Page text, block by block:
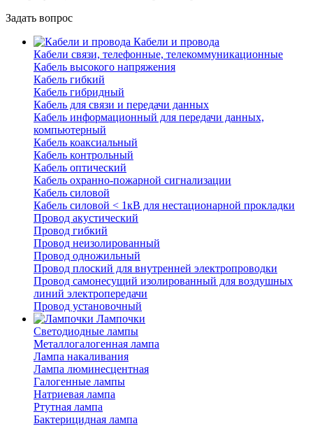
Задать вопрос
Кабели и провода
Кабели связи, телефонные, телекоммуникационные
Кабель высокого напряжения
Кабель гибкий
Кабель гибридный
Кабель для связи и передачи данных
Кабель информационный для передачи данных,
компьютерный
Кабель коаксиальный
Кабель контрольный
Кабель оптический
Кабель охранно-пожарной сигнализации
Кабель силовой
Кабель силовой < 1кВ для нестационарной прокладки
Провод акустический
Провод гибкий
Провод неизолированный
Провод одножильный
Провод плоский для внутренней электропроводки
Провод самонесущий изолированный для воздушных
линий электропередачи
Провод установочный
Лампочки
Светодиодные лампы
Металлогалогенная лампа
Лампа накаливания
Лампа люминесцентная
Галогенные лампы
Натриевая лампа
Ртутная лампа
Бактерицидная лампа